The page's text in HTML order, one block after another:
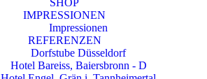
IMPRESSIONEN
Impressionen
REFERENZEN
Dorfstube Düsseldorf
Hotel Bareiss, Baiersbronn - D